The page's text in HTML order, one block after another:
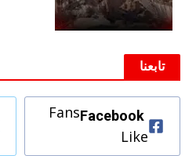
تابعنا
Facebook
Fans
Like